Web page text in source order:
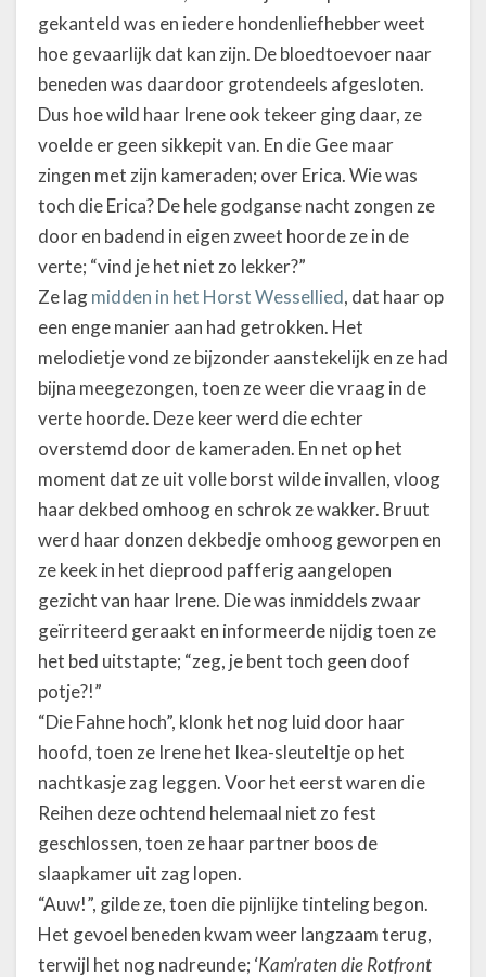
gekanteld was en iedere hondenliefhebber weet
hoe gevaarlijk dat kan zijn. De bloedtoevoer naar
beneden was daardoor grotendeels afgesloten.
Dus hoe wild haar Irene ook tekeer ging daar, ze
voelde er geen sikkepit van. En die Gee maar
zingen met zijn kameraden; over Erica. Wie was
toch die Erica? De hele godganse nacht zongen ze
door en badend in eigen zweet hoorde ze in de
verte; “vind je het niet zo lekker?”
Ze lagmidden in het Horst Wessellied, dat haar op
een enge manier aan had getrokken. Het
melodietje vond ze bijzonder aanstekelijk en ze had
bijna meegezongen, toen ze weer die vraag in de
verte hoorde. Deze keer werd die echter
overstemd door de kameraden. En net op het
moment dat ze uit volle borst wilde invallen, vloog
haar dekbed omhoog en schrok ze wakker. Bruut
werd haar donzen dekbedje omhoog geworpen en
ze keek in het dieprood pafferig aangelopen
gezicht van haar Irene. Die was inmiddels zwaar
geïrriteerd geraakt en informeerde nijdig toen ze
het bed uitstapte; “zeg, je bent toch geen doof
potje?!”
“Die Fahne hoch”, klonk het nog luid door haar
hoofd, toen ze Irene het Ikea-sleuteltje op het
nachtkasje zag leggen. Voor het eerst waren die
Reihen deze ochtend helemaal niet zo fest
geschlossen, toen ze haar partner boos de
slaapkamer uit zag lopen.
“Auw!”, gilde ze, toen die pijnlijke tinteling begon.
Het gevoel beneden kwam weer langzaam terug,
terwijl het nog nadreunde; ‘Kam’raten die Rotfront